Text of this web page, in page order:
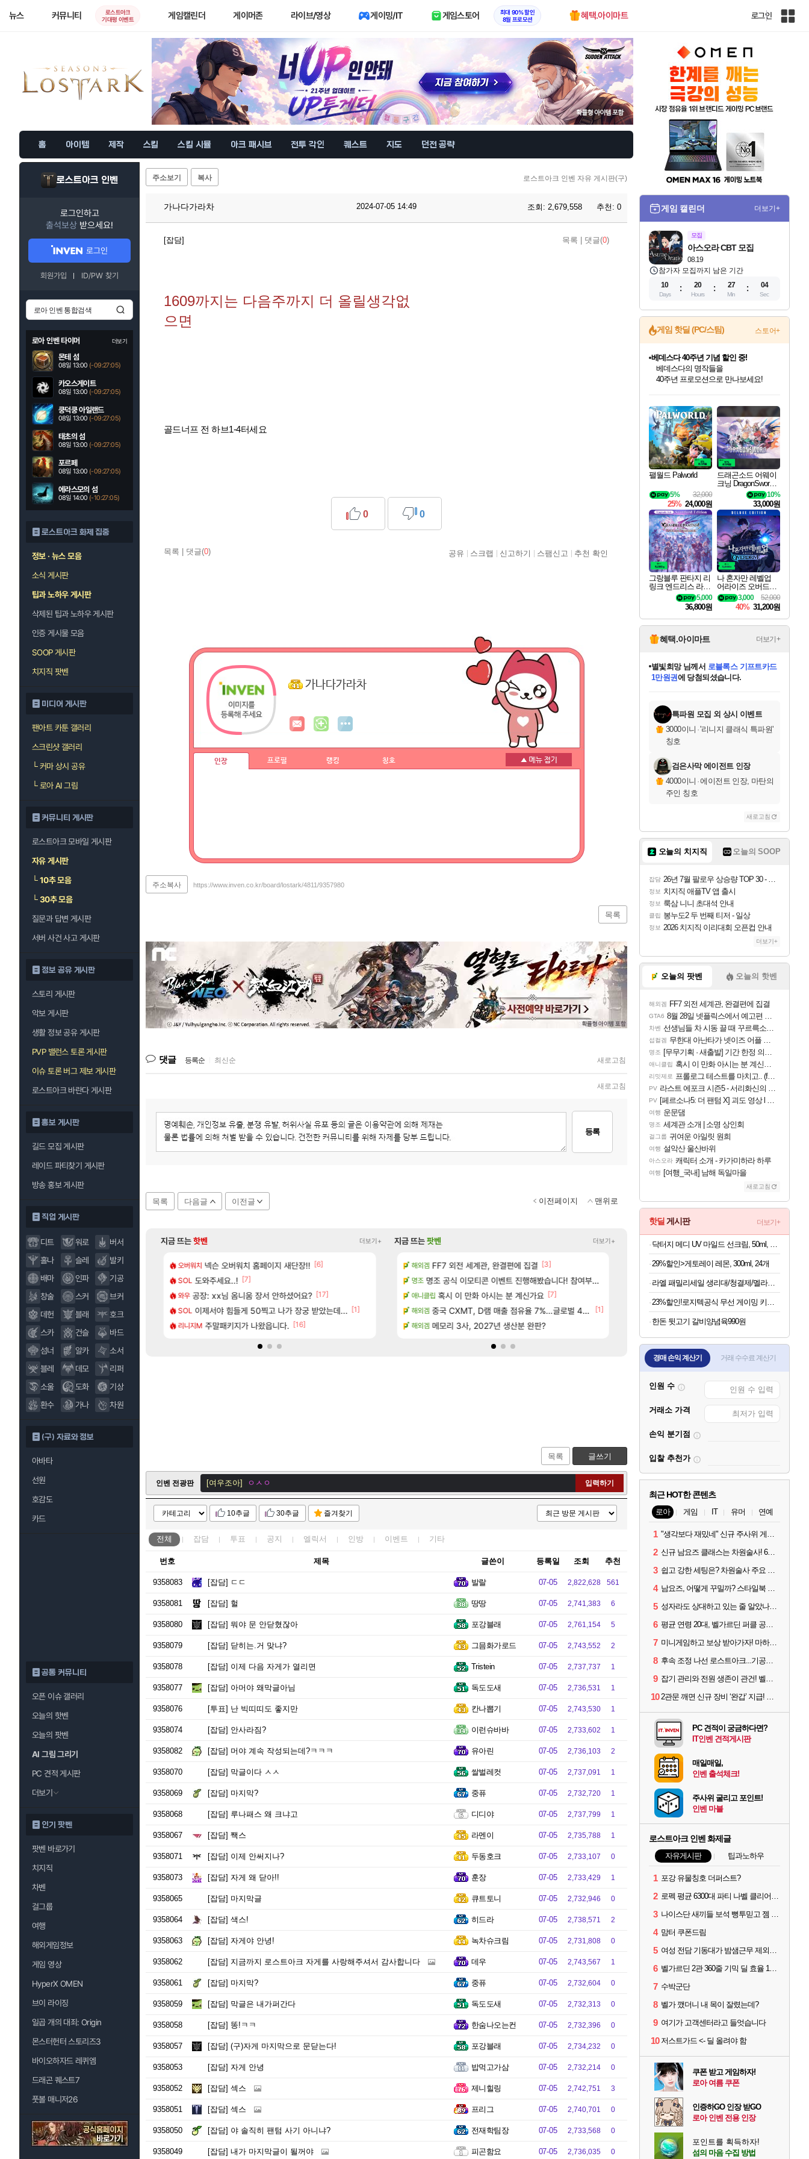
뉴스 커뮤니티
로스트아크
기대평 이벤트
게임캘린더 게이머존 라이브/영상 게이밍/IT 게임스토어
최대 90% 할인
8월 프로모션
혜택.아이마트 로그인
인
홈 아이템 제작 스킬 스킬 시뮬 아크 패시브 전투 각인 퀘스트 지도 던전 공략
로스트아크 인벤
로그인하고
출석보상 받으세요!
로그인
회원가입 ID/PW 찾기
로아 인벤 타이머 더보기
몬테 섬
08일 13:00 (-09:27:04)
카오스게이트
08일 13:00 (-09:27:04)
쿵덕쿵 아일랜드
08일 13:00 (-09:27:04)
태초의 섬
08일 13:00 (-09:27:04)
포르페
08일 13:00 (-09:27:04)
에라스모의 섬
08일 14:00 (-10:27:04)
로스트아크 화제 집중
정보 · 뉴스 모음
소식 게시판
팁과 노하우 게시판
삭제된 팁과 노하우 게시판
인증 게시물 모음
SOOP 게시판
치지직 팟벤
미디어 게시판
팬아트 카툰 갤러리
스크린샷 갤러리
└커마 상시 공유
└로아 AI 그림
커뮤니티 게시판
로스트아크 모바일 게시판
자유 게시판
└10추 모음
└30추 모음
질문과 답변 게시판
서버 사건 사고 게시판
정보 공유 게시판
스토리 게시판
악보 게시판
생활 정보 공유 게시판
PVP 밸런스 토론 게시판
이슈 토론 버그 제보 게시판
로스트아크 바란다 게시판
홍보 게시판
길드 모집 게시판
레이드 파티찾기 게시판
방송 홍보 게시판
직업 게시판
디트 워로
버서
홀나
슬레
발키
배마
인파
기공
창술
스커
브커
데헌
블래
호크
스카
건슬
바드
섬너
알카
소서
블레
데모
리퍼
소울
도화
기상
환수
가나 차원
(구) 자료와 정보
아바타
선원
호감도
카드
공통 커뮤니티
오픈 이슈 갤러리
오늘의 핫벤
오늘의 팟벤
AI 그림 그리기
PC 견적 게시판
더보기
인기 팟벤
팟벤 바로가기
치지직
차벤
걸그룹
여행
해외게임정보
게임 영상
HyperX OMEN
브이 라이징
일곱 개의 대죄: Origin
몬스터헌터 스토리즈3
바이오하자드 레퀴엠
드래곤 퀘스트7
풋볼 매니저26
주소보기 복사 로스트아크 인벤 자유 게시판(구)
가나다가라차 2024-07-05 14:49 조회: 2,679,558 추천: 0
[잡담] 목록 댓글(0)
1609까지는 다음주까지 더 올릴생각없
으면
골드너프 전 하브1-4터세요
목록 댓글(0)
0 0
공유 스크랩 신고하기 스팸신고 추천 확인
가나다가라차
인장 프로필 랭킹 칭호
주소복사 https://www.inven.co.kr/board/lostark/4811/9357980
목록
댓글 등록순 최신순 새로고침
새로고침
등록
목록 다음글 이전글 이전페이지 맨위로
지금 뜨는핫벤 더보기+
스녀 레깅스핏 ㄷㄷ [18]
위길드 내 대규모 인원이탈종용 추정사건
프 클릭 미스낫네 [117]
트 본사에서 연락왔음 [134]
2D 일러스트 올라왔었네
오버워치 넥슨 오버워치 홈페이지 새단장!! [6]
SOL 도와주세요..! [7]
와우 공장: xx님 옴니움 장서 안하셨어요? [17]
SOL 이제서야 힘들게 50찍고 나가 장궁 받았는데... [1]
리니지M 주말패키지가 나왔읍니다. [16]
리니지M 아떨린다 한시간후면 [16]
검은사막 대충 연구소요약 [5]
검은사막 풍풍풍 군왕주차가 씹이득 가성비라고 ????
메이플 현재 나무위키 실검 1위인 김규원 [84]
메이플 ㅇㅂ)진짜 개웃기네 ㅋㅋ [48]
02년생 헬스녀 레깅스핏 ㄷㄷ [18]
베라서버 1위길드 내 대규모 인원이탈종용 추정사건
씨발 컬프프 클릭 미스낫네 [117]
파리바게트 본사에서 연락왔음 [134]
오버워치 이유나 2D 일러스트 올라왔었네
지금 뜨는팟벤 더보기+
쿠라 마이 성우 정보 및 주요 필모
오라 성우 정보 및 출연작 모음
소 위치 공략 (40개) - 귀환한 영혼 도전과제
츠 아키나 성우 정보 및 주요 필모
로그 테스트를 마치고.. (feat. 리아)
여행 [여행_국내] 남해 독일마을 [1]
비스트 모든 바우에라 업그레이드 아이템 획득 위치 공략 (89개)
아스오라 카가미하라 하루 성우 정보 및 주요 필모
GTA6 8월 28일 넷플릭스에서 예고편 공개 예정
명조 [무무기획 · 새출발] 기간 한정 의뢰 이벤트
해외겜 FF7 외전 세계관, 완결편에 집결 [3]
명조 명조 공식 이모티콘 이벤트 진행해봤습니다! 참여부터 추첨까지????
애니클립 혹시 이 만화 아시는 분 계신가요 [7]
해외겜 중국 CXMT, D램 매출 점유율 7%…글로벌 4위로 부상
[1]
해외겜 메모리 3사, 2027년 생산분 완판?
아스오라 아사쿠라 마이 성우 정보 및 주요 필모
아스오라 아스오라 성우 정보 및 출연작 모음
비스트 모든 성소 위치 공략 (40개) - 귀환한 영혼 도전과
아스오라 아키츠 아키나 성우 정보 및 주요 필모
리밋제로 프롤로그 테스트를 마치고.. (feat. 리아)
목록 글쓰기
인벤 전광판
[여우조아]
ㅇㅅㅇ
[ekdnltdk] ㅇㅅㅇ
[규듀기] 겨울 신캐는 남자 창술사
[바드힐링]
ㅇㅅㅇ 하지마라
[우어]
[바드힐링]
[전국절제협회] 사멸의 왕, 두동이 하늘에 서겠다.
[트파리] ㅇㅅㅇ
입력하기
10추글 30추글 즐겨찾기
전체 잡담 투표 공지 엘릭서 인방 이벤트 기타
번호 제목 글쓴이 등록일 조회 추천
9358083 [잡담] ㄷㄷ 발랄 07-05 2,822,628 561
9358081 [잡담] 헐 땅땅 07-05 2,741,383 6
9358080 [잡담] 뭐야 문 안닫혔잖아 포강블래 07-05 2,761,154 5
9358079 [잡담] 닫히는.거 맞냐? 그믐화가로드 07-05 2,743,552 2
9358078 [잡담] 이제 다음 자게가 열리면 Tristein 07-05 2,737,737 1
9358077 [잡담] 아머야 왜막글아님 독도도새 07-05 2,736,531 1
9358076 [투표] 난 빅띠띠도 좋지만 칸나뽑기 07-05 2,743,530 1
9358074 [잡담] 안사라짐? 이런슈바바 07-05 2,733,602 1
9358082 [잡담] 머야 계속 작성되는데?ㅋㅋㅋ 유아린 07-05 2,736,103 2
9358070 [잡담] 막글이다 ㅅㅅ 쌀벌레컷 07-05 2,737,091 1
9358069 [잡담] 마지막? 중퓨 07-05 2,732,720 1
9358068 [잡담] 루나패스 왜 크냐고 디디야 07-05 2,737,799 1
9358067 [잡담] 짹스 라멘이 07-05 2,735,788 1
9358071 [잡담] 이제 안써지나? 두동호크 07-05 2,733,107 0
9358073 [잡담] 자게 왜 닫아!! 훈장 07-05 2,733,429 1
9358065 [잡담] 마지막글 큐트토니 07-05 2,732,946 0
9358064 [잡담] 색스! 히드라 07-05 2,738,571 2
9358063 [잡담] 자게야 안녕! 녹차슈크림 07-05 2,731,808 0
9358062 [잡담] 지금까지 로스트아크 자게를 사랑해주셔서 감사합니다 데우 07-05 2,743,567 1
9358061 [잡담] 마지막? 중퓨 07-05 2,732,604 0
9358059 [잡담] 막글은 내가퍼간다 독도도새 07-05 2,732,313 0
9358058 [잡담] 똥!ㅋㅋ 한숨나오는컨 07-05 2,732,396 0
9358057 [잡담] (구)자게 마지막으로 문닫는다! 포강블래 07-05 2,734,232 0
9358053 [잡담] 자게 안녕 밥먹고가삼 07-05 2,732,214 0
9358052 [잡담] 섹스 제니힐링 07-05 2,742,751 3
9358051 [잡담] 섹스 프리그 07-05 2,740,701 0
9358050 [잡담] 야 솔직히 팬텀 사기 아니냐? 전재학팀장 07-05 2,733,568 0
9358049 [잡담] 내가 마지막글이 될꺼야 피곤함요 07-05 2,736,035 0
게임 캘린더 더보기+
모집
08.19
아스오라 CBT 모집
참가자 모집까지 남은 기간
10
Days
20
Hours
27
Min
03
Sec
게임 핫딜 (PC/스팀) 스토어+
최대 90% 할인가를 만나보세요!
네이버혜택과 함께 만나보세요!
50%할인&추가 적립까지!
네이버 포인트 혜택까지!
이니&베니 혜택까지!
네이버 혜택가와 함께 예약하세요!
할인&네이버혜택으로 만나보세요!
네이버페이 혜택과 만나보세요!
베데스다 40주년 기념 할인 중!
베데스다의 명작들을
40주년 프로모션으로 만나보세요!
할인가에 만나보세요!
일부 에디션 상시 할인!
혜택으로 예약 판매 중
편안하게 충전하세요
팰월드 Palworld
32,000
5%
25% 24,000원
드래곤소드 어웨이
크닝 DragonSword A
10%
33,000원
그랑블루 판타지 리
링크 엔드리스 라그
나로크 업그레이드
킷 Granblue Fantasy
Relink Endless Ragn
arok Upgrade Kit DL
C
5,000
36,800원
나 혼자만 레벨업
어라이즈 오버드라
이브 디럭스 에디션
Solo Leveling Arise
Overdrive Deluxe Edi
tion
52,000
3,000
40% 31,200원
혜택.아이마트 더보기+
교환.
당첨되셨습니다.
당첨되셨습니다.
당첨되셨습니다.
미오몬도님께서 엘든 링 밤의 통치자
디럭스 에디션 (스팀코드)에
당첨되셨습니다.
당첨되셨습니다.
당첨되셨습니다.
에디션 (스팀코드)를 교환.
당첨되셨습니다.
특파원 모집 외 상시 이벤트
3000이니 ·'리니지 클래식 특파원'
칭호
검은사막 에이전트 인장
4000이니 ·에이전트 인장, 마탄의
주인 칭호
새로고침
오늘의 치지직 오늘의 SOOP
잡담 26년 7월 팔로우 상승량 TOP 30 - 월간 치지직
정보 치지직 애플TV 앱 출시
정보 룩삼 니니 초대석 안내
클립 봉누도2 두 번째 티저 - 일상
정보 2026 치지직 이리대회 오픈컵 안내
더보기+
오늘의 팟벤 오늘의 핫벤
해외겜 FF7 외전 세계관, 완결편에 집결
GTA6 8월 28일 넷플릭스에서 예고편 공개 예정
차벤 선생님들 차 시동 끌 때 꾸르륵소리나는데
섭컬겜 무한대 아난타가 넷이즈 어플 달력에 일정 등록
명조 [무무기획 · 새출발] 기간 한정 의뢰 이벤트
애니클립 혹시 이 만화 아시는 분 계신가요
리밋제로 프롤로그 테스트를 마치고.. (feat. 리아)
PV 라스트 에포크 시즌5 - 서리화신의 분노 티저
PV [페르소나5: 더 팬텀 X] 괴도 영상 l 타카마키 안·댄싱 스타
여행 운문댐
명조 세계관 소개 | 소명 상인회
걸그룹 귀여운 아일릿 원희
여행 설악산 울산바위
아스오라 캐릭터 소개 - 카가미하라 하루
여행 [여행_국내] 남해 독일마을
새로고침
핫딜 게시판 더보기+
29%할인>게토레이 레몬, 300ml, 24개
라엘 패밀리세일 생리대/청결제/멜라토닌 등
한돈 뒷고기 갈비양념육990원
경매 손익 계산기 거래 수수료 계산기
인원 수
거래소 가격
손익 분기점
입찰 추천가
최근 HOT한 콘텐츠
로아 게임 IT 유머 연예
1 "생각보다 재밌네" 신규 주사위 게임 티카투카 호평
2 신규 남요즈 클래스는 차원술사! 6월 20일 로아온 썸머 정리
3 쉽고 강한 세팅은? 차원술사 주요 빌드와 스킬 코드
4 남요즈, 어떻게 꾸밀까? 스타일북 인기 차원술사 커스터마이즈
5 성자라도 상대하고 있는 줄 알았나? 벨가르딘 이모저모
6 평균 연령 20대, 벨가르딘 퍼클 공대 '영로티'를 만나다
7 미니게임하고 보상 받아가자! 마하라카 썸머 캠프 할 일은?
8 후속 조정 나선 로스트아크...기공사, 차원술사 하향
9 잡기 관리와 전원 생존이 관건! 벨가르딘 유물 칭호 획득방법 정리
10 2관문 깨면 신규 장비 ‘완갑’ 지급! 그림자 레이드 벨가르딘 공개
PC 견적이 궁금하다면?
IT인벤 견적게시판
매일매일,
인벤 출석체크!
주사위 굴리고 포인트!
인벤 마블
로스트아크 인벤 화제글
자유게시판 팁과노하우
1 포강 유물칭호 더퍼스트?
2 로펙 평균 6300대 파티 나벨 클리어 [기믹 영상 참고하시면 좋을 듯]
3 나이스단 새끼들 보석 뻥투믿고 젬 곱창난거보면 개패고싶음 ㅋㅋ
4 맘터 쿠폰드림
5 여성 전담 기동대가 밤샘근무 제외된 이유
6 벨가르딘 2관 360줄 기믹 딜 효율 100% 최적화
7 수박군단
8 벨가 깼더니 내 목이 잘렸는데?
9 여기가 고객센터라고 들엇습니다
10 저스트가드 <- 딜 올려야 함
쿠폰 받고 게임하자!
로아 여름 쿠폰
인증하GO 인장 받GO
로아 인벤 전용 인장
포인트를 획득하자!
섬의 마음 수집 방법